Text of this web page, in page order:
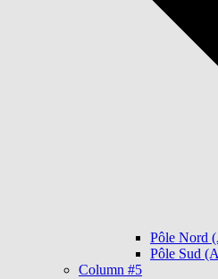
Pôle Nord
Pôle Sud
Column #5